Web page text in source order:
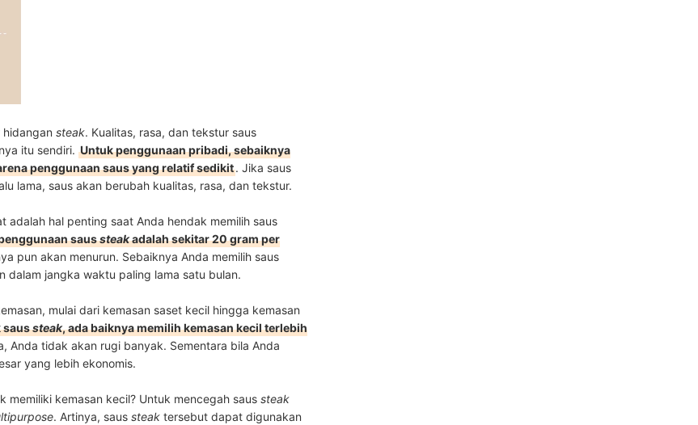
steak. Kualitas, rasa, dan tekstur saus
itu sendiri. Untuk penggunaan pribadi, sebaiknya
penggunaan saus yang relatif sedikit. Jika saus
lama, saus akan berubah kualitas, rasa, dan tekstur.
adalah hal penting saat Anda hendak memilih saus
saussteakadalah sekitar 20 gram per
pun akan menurun. Sebaiknya Anda memilih saus
dalam jangka waktu paling lama satu bulan.
mulai dari kemasan saset kecil hingga kemasan
saussteak, ada baiknya memilih kemasan kecil terlebih
Anda tidak akan rugi banyak. Sementara bila Anda
yang lebih ekonomis.
kemasan kecil? Untuk mencegah saus steak
. Artinya, saus steak tersebut dapat digunakan